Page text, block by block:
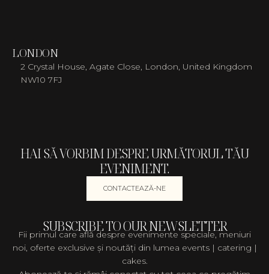
LONDON
2 Crystal House, Agate Close, London, United Kingdom
NW10 7FJ
HAI SĂ VORBIM DESPRE URMĂTORUL TĂU
EVENIMENT.
CONTACTEAZĂ-NE
SUBSCRIBE TO OUR NEWSLETTER
Fii primul care află despre evenimente speciale, meniuri
noi, oferte exclusive și noutăți din lumea events | catering |
cakes.